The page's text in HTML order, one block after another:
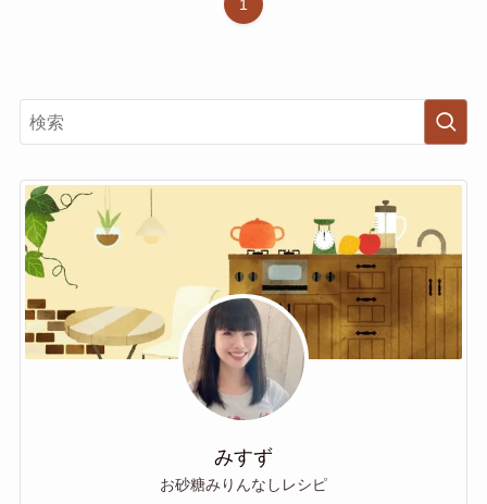
1
みすず
お砂糖みりんなしレシピ